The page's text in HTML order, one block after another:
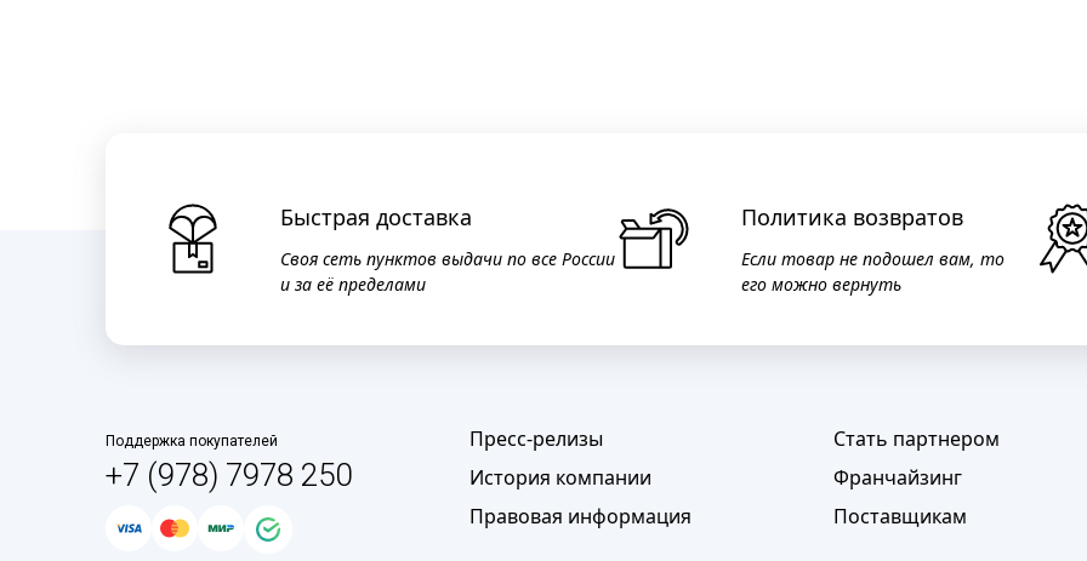
Быстрая доставка
Своя сеть пунктов выдачи по все России
и за её пределами
Политика возвратов
Если товар не подошел вам, то
его можно вернуть
Поддержка покупателей
+7 (978) 7978 250
Пресс-релизы
История компании
Правовая информация
Стать партнером
Франчайзинг
Поставщикам